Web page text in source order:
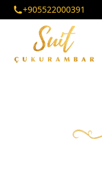
+905522000391